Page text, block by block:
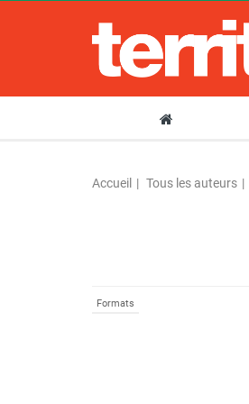
Accueil Tous les auteurs
Formats